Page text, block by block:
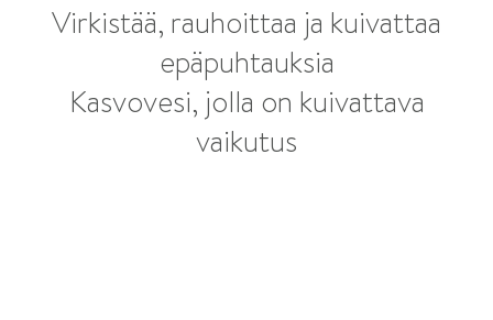
Virkistää, rauhoittaa ja kuivattaa
epäpuhtauksia
Kasvovesi, jolla on kuivattava
vaikutus